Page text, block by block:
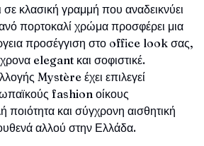
σε κλασική γραμμή που αναδεικνύει
πορτοκαλί χρώμα προσφέρει μια
προσέγγιση στο office look σας,
elegant και σοφιστικέ.
Mystère έχει επιλεγεί
fashion οίκους
και σύγχρονη αισθητική
αλλού στην Ελλάδα.